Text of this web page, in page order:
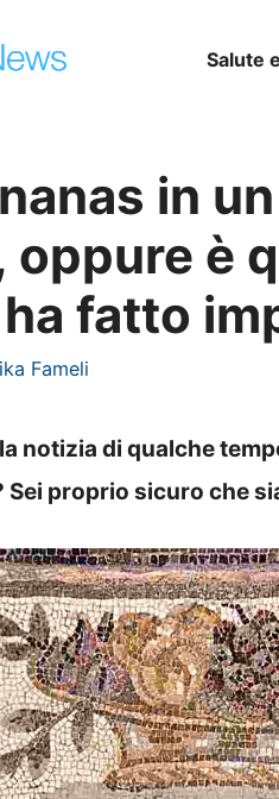
Salute
in
oppure è
fatto
Fameli
notizia di qualche
proprio sicuro che